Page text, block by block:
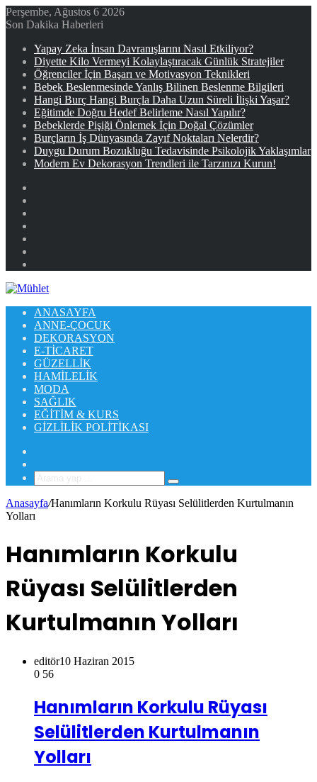
Perşembe, Ağustos 6 2026
Son Dakika Haberleri
Yapay Zeka İnsan Davranışlarını Nasıl Etkiliyor?
Diyette Kilo Vermeyi Kolaylaştıracak Günlük Stratejiler
Öğrenciler İçin Başarı ve Motivasyon Teknikleri
Bebek Beslenmesinde Yanlış Bilinen Beslenme Bilgileri
Hangi Burç Hangi Burçla Daha Uzun Süreli İlişki Yaşar?
Eğitimde Doğru Hedef Belirleme Nasıl Yapılır?
Bebeklerde Pişiği Önlemek İçin Doğal Çözümler
Burçların İş Dünyasında Zayıf Noktaları Nelerdir?
Duygu Durum Bozukluğu Tedavisinde Psikolojik Yaklaşımlar
Modern Ev Dekorasyon Trendleri ile Tarzınızı Kurun!
ANASAYFA
ANNE-ÇOCUK
DEKORASYON
E-TICARET
GÜZELLIK
HAMILELIK
MODA
SAĞLIK
EĞITIM & KURS
GIZLILIK POLITIKASI
Arama
yap
...
Anasayfa/Hanımların Korkulu Rüyası Selülitlerden Kurtulmanın
Yolları
Hanımların Korkulu
Rüyası Selülitlerden
Kurtulmanın Yolları
editör10 Haziran 2015
0 56
Hanımların Korkulu Rüyası
Selülitlerden Kurtulmanın
Yolları